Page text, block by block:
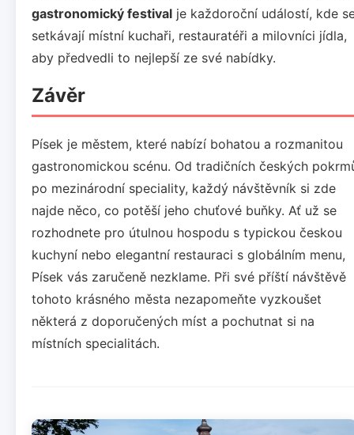
gastronomický festival je každoroční událostí, kde
setkávají místní kuchaři, restauratéři a milovníci jídla,
aby předvedli to nejlepší ze své nabídky.
Závěr
Písek je městem, které nabízí bohatou a rozmanitou
gastronomickou scénu. Od tradičních českých
po mezinárodní speciality, každý návštěvník si zde
najde něco, co potěší jeho chuťové buňky. Ať už se
rozhodnete pro útulnou hospodu s typickou českou
kuchyní nebo elegantní restauraci s globálním menu,
Písek vás zaručeně nezklame. Při své příští návštěvě
tohoto krásného města nezapomeňte vyzkoušet
některá z doporučených míst a pochutnat si na
místních specialitách.